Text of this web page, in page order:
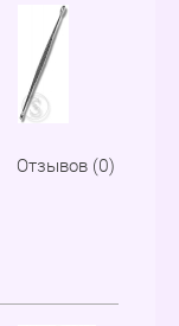
Отзывов (0)